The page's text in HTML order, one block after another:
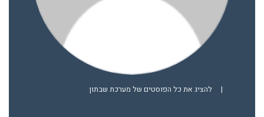
| להציג את כל הפוסטים של מערכת שבתון